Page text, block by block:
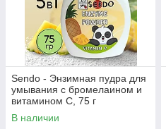
Sendo - Энзимная пудра для
умывания с бромелаином и
витамином С, 75 г
В наличии